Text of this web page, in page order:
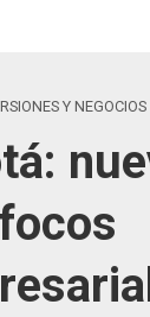
Y NEGOCIOS
focos